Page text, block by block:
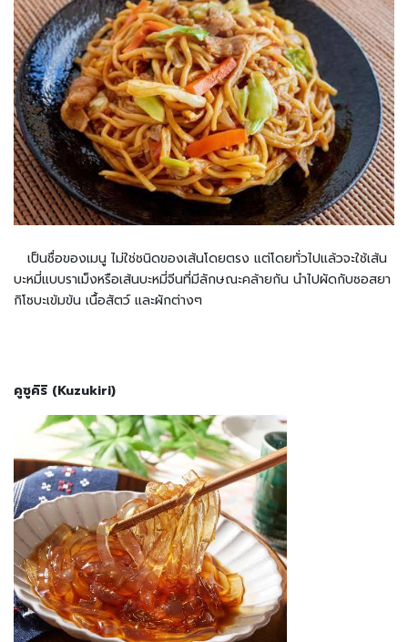
ขายส่ง
อ
า
ห
า
ร
ท
ะ
เ
ล
แ
ข็
ง
ดิ
บ
ห
า
ร
ญี่
ปุ่
น
อ
า
ห
เป็นชื่อของเมนู ไม่ใช่ชนิดของเส้นโดยตรง แต่โดยทั่วไปแล้วจะใช้เส้น
บะหมี่แบบราเม็งหรือเส้นบะหมี่จีนที่มีลักษณะคล้ายกัน นำไปผัดกับซอสยา
กิโซบะเข้มข้น เนื้อสัตว์ และผักต่างๆ
คูซูคิริ (Kuzukiri)